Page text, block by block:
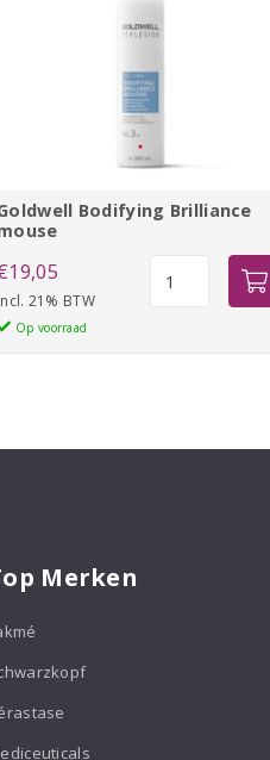
Bodifying Brilliance
19,05
21% BTW
Op voorraad
mouse
Merken